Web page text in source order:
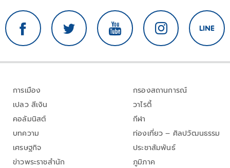
การเมือง
เปลว สีเงิน
คอลัมนิสต์
บทความ
เศรษฐกิจ
ข่าวพระราชสำนัก
กรองสถานการณ์
วาไรตี้
กีฬา
ท่องเที่ยว – ศิลปวัฒนธรรม
ประชาสัมพันธ์
ภูมิภาค